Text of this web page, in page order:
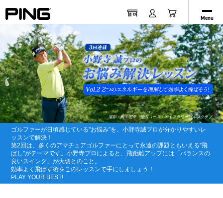
Menu
撮影：田中宏幸 協力コース：メイフラワーゴルフクラブ
ゴルファーが日頃感じている"お悩み"を、小野寺誠プロが分かりやすいレ
ッスンで解決！
第2回は、多くのアマチュアゴルファーにとって永遠の課題ともいえる"飛
ばし"がテーマです。小野寺プロによると、飛距離アップには「バランスの
良いスイング」が大切とのこと。
効率よく飛ばす術をこのレッスンで手にしましょう！
PLAY YOUR BEST!